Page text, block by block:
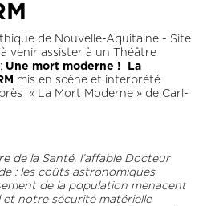
de Nouvelle-Aquitaine - Site
venir assister à un Théâtre
Une mort moderne ! La
mis en scène et interprété
« La Mort Moderne » de Carl-
de la Santé, l’affable Docteur
: les coûts astronomiques
de la population menacent
notre sécurité matérielle